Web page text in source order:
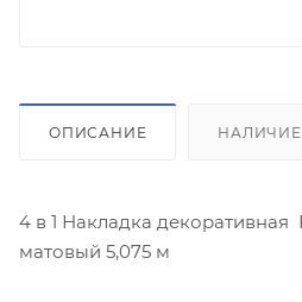
ОПИСАНИЕ НАЛИЧИЕ
4 в 1 Накладка декоративная
матовый 5,075 м